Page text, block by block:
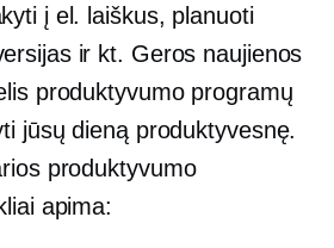
į el. laiškus, planuoti
ir kt. Geros naujienos
produktyvumo programų
jūsų dieną produktyvesnę.
produktyvumo
apima: